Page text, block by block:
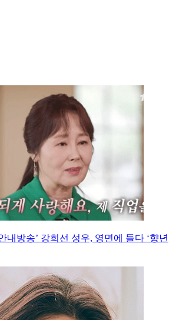
내방송’ 강희선 성우, 영면에 들다 ‘향년